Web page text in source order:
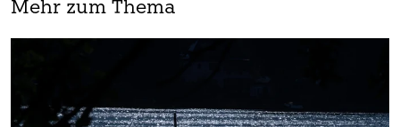
Mehr zum Thema